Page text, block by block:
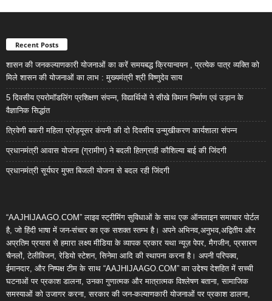
Recent Posts
शासन की जनकल्याणकारी योजनाओं का करें समयबद्ध क्रियान्वयन , प्रत्येक पात्र व्यक्ति को
मिले शासन की योजनाओं का लाभ : मुख्यमंत्री श्री विष्णुदेव साय
5 दिवसीय एयरोमॉडलिंग प्रशिक्षण संपन्न, विद्यार्थियों ने सीखे विमान निर्माण एवं उड़ान के
वैज्ञानिक सिद्धांत
त्रिवेणी बकरी महिला प्रोड्यूसर कंपनी की दो दिवसीय उन्मुखीकरण कार्यशाला संपन्न
प्रधानमंत्री आवास योजना (ग्रामीण) ने बदली हितग्राही कौशिल्या बाई की जिंदगी
प्रधानमंत्री सूर्यघर मुफ्त बिजली योजना से बदल रही जिंदगी
“AAJHIJAAGO.COM” लाइव स्ट्रीमिंग सुविधाओं के साथ एक ऑनलाइन समाचार पोर्टल
है, जो हिंदी भाषा में जन-संचार का एक सशक्त स्तम्भ है। अपने अभिनव,अनुभव,अद्वितीय और
अप्रतिम प्रयास से हमारा लक्ष्य मीडिया के व्यापक प्रकार यथा न्यूज़ पेपर, मैगजीन, प्रसारण
चैनलों, टेलीविजन, रेडियो स्टेशन, सिनेमा आदि की स्थापना करना है। अपनी परिपक्व,
ईमानदार, और निष्पक्ष टीम के साथ “AAJHIJAAGO.COM” का उद्देश्य देशहित में सच्ची
घटनाओं पर प्रकाश डालना, उनका गुणात्मक और मात्रात्मक विश्लेषण बताना, सामाजिक
समस्याओं को उजागर करना, सरकार की जन-कल्याणकारी योजनाओं पर प्रकाश डालना,